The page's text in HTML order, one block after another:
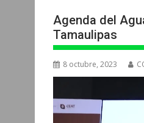
Agenda del
Tamaulipas
8 octubre, 2023